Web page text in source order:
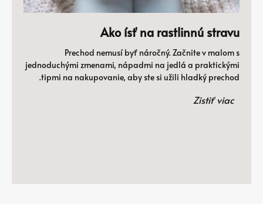
Ako ísť na rastlinnú stravu
Prechod nemusí byť náročný. Začnite v malom s
jednoduchými zmenami, nápadmi na jedlá a praktickými
tipmi na nakupovanie, aby ste si užili hladký prechod.
Zistiť viac